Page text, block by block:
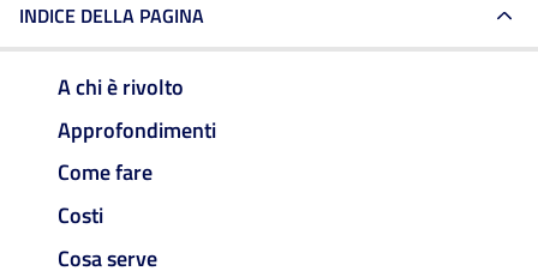
INDICE DELLA PAGINA
A chi è rivolto
Approfondimenti
Come fare
Costi
Cosa serve